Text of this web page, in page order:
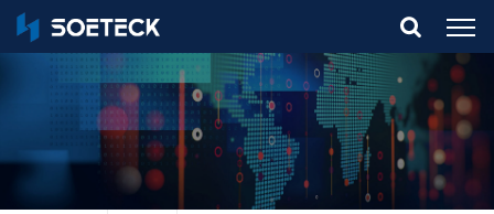
What Are You Looking For?